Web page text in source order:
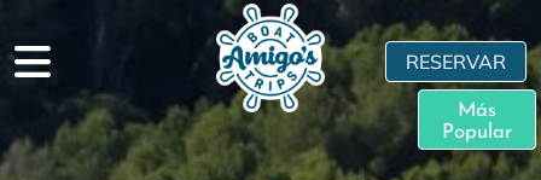
RESERVAR
Más
Popular